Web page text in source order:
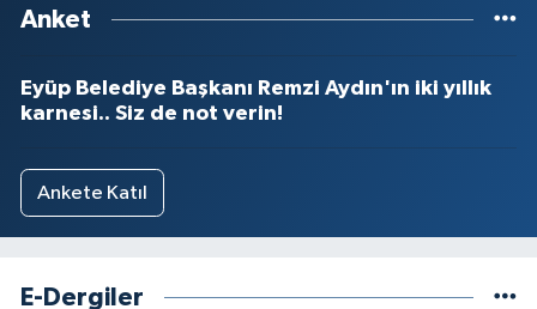
Anket
Eyüp Belediye Başkanı Remzi Aydın'ın iki yıllık
karnesi.. Siz de not verin!
Ankete Katıl
E-Dergiler